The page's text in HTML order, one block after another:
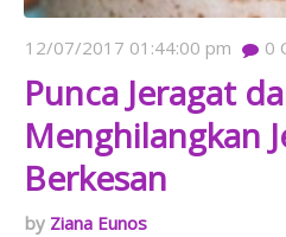
12/07/2017 01:44:00 pm 0
Punca Jeragat
Menghilangkan
Berkesan
Ziana Eunos